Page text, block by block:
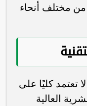
مختلف أنحاء
تعتمد كليًا على
العالية